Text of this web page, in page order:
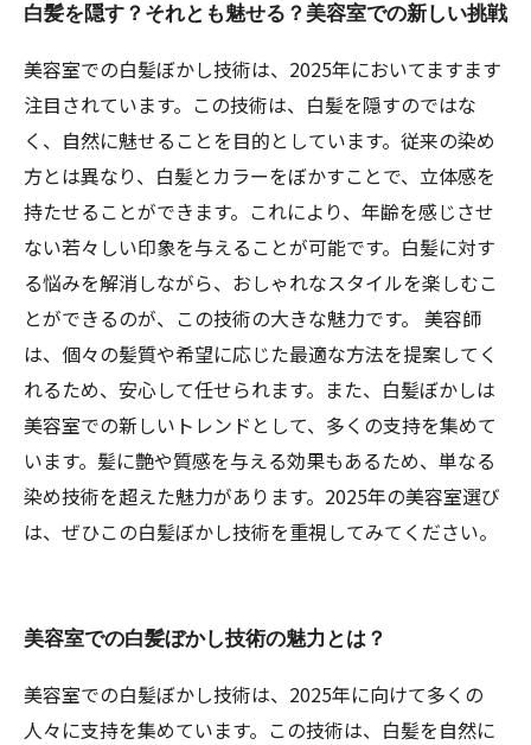
白髪ぼかしを体験した人たちの声とは？
これからの美しさのトレンド、白髪ぼかしを選
ぶ理由
あなたも試してみて！美容室での白髪ぼかし技
術の最新情報
白髪を隠す？それとも魅せる？美容室での新しい挑戦
美容室での白髪ぼかし技術は、2025年においてますます
注目されています。この技術は、白髪を隠すのではな
く、自然に魅せることを目的としています。従来の染め
方とは異なり、白髪とカラーをぼかすことで、立体感を
持たせることができます。これにより、年齢を感じさせ
ない若々しい印象を与えることが可能です。白髪に対す
る悩みを解消しながら、おしゃれなスタイルを楽しむこ
とができるのが、この技術の大きな魅力です。 美容師
は、個々の髪質や希望に応じた最適な方法を提案してく
れるため、安心して任せられます。また、白髪ぼかしは
美容室での新しいトレンドとして、多くの支持を集めて
います。髪に艶や質感を与える効果もあるため、単なる
染め技術を超えた魅力があります。2025年の美容室選び
は、ぜひこの白髪ぼかし技術を重視してみてください。
美容室での白髪ぼかし技術の魅力とは？
美容室での白髪ぼかし技術は、2025年に向けて多くの
人々に支持を集めています。この技術は、白髪を自然に